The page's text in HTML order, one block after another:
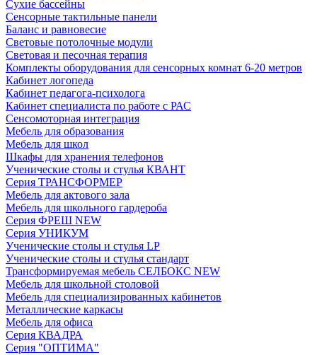
Сухие бассейны
Сенсорные тактильные панели
Баланс и равновесие
Световые потолочные модули
Световая и песочная терапия
Комплекты оборудования для сенсорных комнат 6-20 метров
Кабинет логопеда
Кабинет педагога-психолога
Кабинет специалиста по работе с РАС
Сенсомоторная интеграция
Мебель для образования
Мебель для школ
Шкафы для хранения телефонов
Ученические столы и стулья КВАНТ
Серия ТРАНСФОРМЕР
Мебель для актового зала
Мебель для школьного гардероба
Серия ФРЕШ NEW
Серия УНИКУМ
Ученические столы и стулья LP
Ученические столы и стулья стандарт
Трансформируемая мебель СЕЛБОКС NEW
Мебель для школьной столовой
Мебель для специализированных кабинетов
Металлические каркасы
Мебель для офиса
Серия КВАДРА
Серия "ОПТИМА"